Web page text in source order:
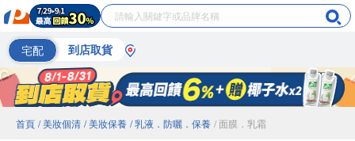
宅配 到店取貨
首頁 / 美妝個清 / 美妝保養 / 乳液．防曬．保養 / 面膜．乳霜